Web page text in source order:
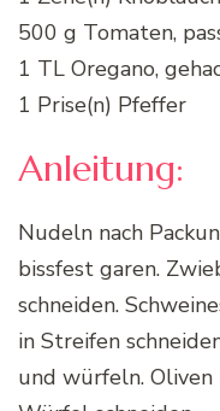
500 g Tomaten,
1 TL Oregano,
1 Prise(n) Pfeffer
Anleitung:
Nudeln nach
bissfest garen.
schneiden.
in Streifen
und würfeln. Oliven